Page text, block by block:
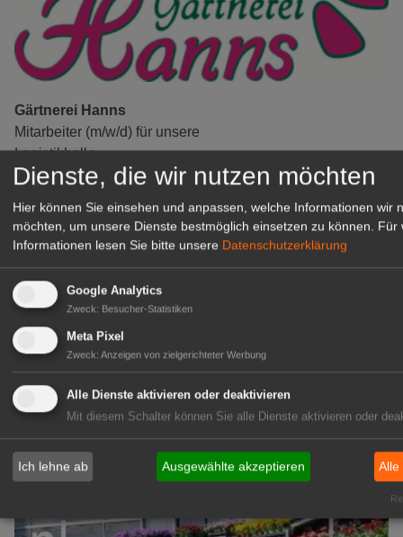
Gärtnerei Hanns
Mitarbeiter (m/w/d) für unsere
Logistikhalle
Herongen
zur Stellenanzeige
GABOT Immobilienangebote
1A-Lage, ihre Chance in der
grünen Branche
Repräsentative Immobilie für
GABOT Marktplatz
Dienste, die wir nutzen möchten
Hier können Sie einsehen und anpassen, welche Informationen wir
möchten, um unsere Dienste bestmöglich einsetzen zu können.
Für
Informationen lesen Sie bitte unsere Datenschutzerklärung
Google Analytics
Zweck: Besucher-Statistiken
Meta Pixel
Zweck: Anzeigen von zielgerichteter Werbung
Alle Dienste aktivieren oder deaktivieren
Mit diesem Schalter können Sie alle Dienste aktivieren oder
Ich lehne ab Ausgewählte akzeptieren Alle